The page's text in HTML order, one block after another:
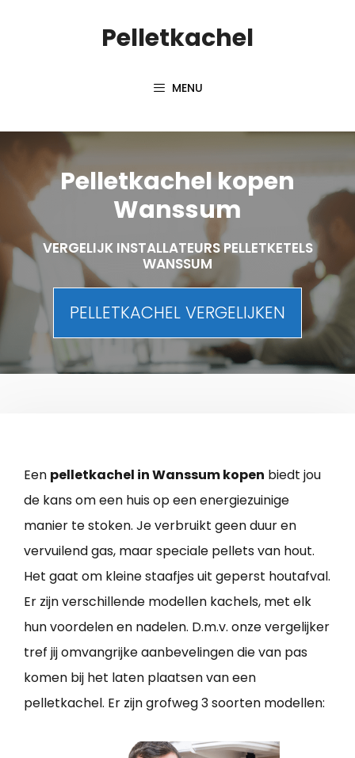
Pelletkachel
MENU
Pelletkachel kopen
Wanssum
VERGELIJK INSTALLATEURS PELLETKETELS
WANSSUM
PELLETKACHEL VERGELIJKEN
Een pelletkachel in Wanssum kopen biedt jou
de kans om een huis op een energiezuinige
manier te stoken. Je verbruikt geen duur en
vervuilend gas, maar speciale pellets van hout.
Het gaat om kleine staafjes uit geperst houtafval.
Er zijn verschillende modellen kachels, met elk
hun voordelen en nadelen. D.m.v. onze vergelijker
tref jij omvangrijke aanbevelingen die van pas
komen bij het laten plaatsen van een
pelletkachel. Er zijn grofweg 3 soorten modellen: